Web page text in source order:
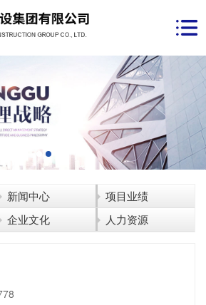
新闻中心
项目业绩
企业文化 人力资源